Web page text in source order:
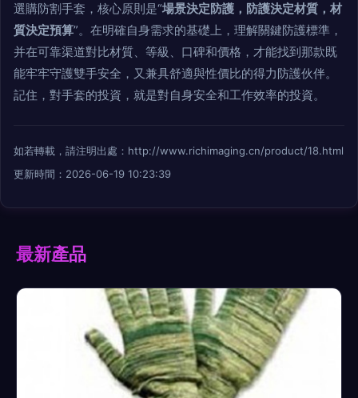
選購防割手套，核心原則是“場景決定防護，防護決定材質，材
質決定預算”。在明確自身需求的基礎上，理解關鍵防護標準，
并在可靠渠道對比材質、等級、口碑和價格，才能找到那款既
能牢牢守護雙手安全，又兼具舒適與性價比的得力防護伙伴。
記住，對手套的投資，就是對自身安全和工作效率的投資。
如若轉載，請注明出處：http://www.richimaging.cn/product/18.html
更新時間：2026-06-19 10:23:39
最新產品